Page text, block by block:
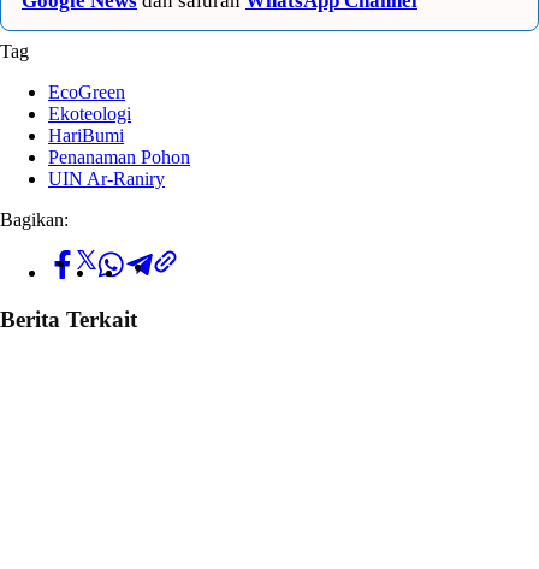
Tag
EcoGreen
Ekoteologi
HariBumi
Penanaman Pohon
UIN Ar-Raniry
Bagikan:
Berita Terkait